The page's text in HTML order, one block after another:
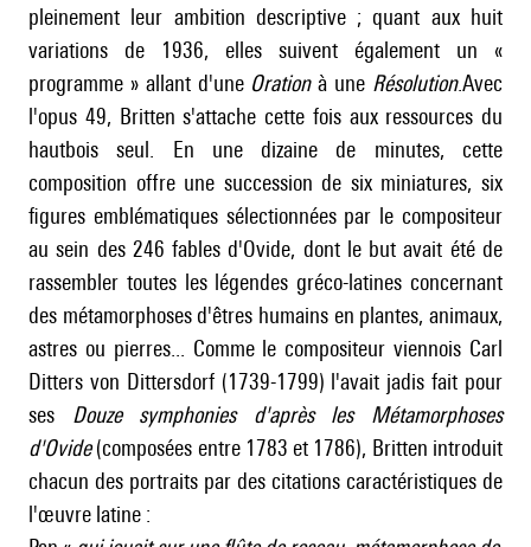
pleinement leur ambition descriptive ; quant aux huit
variations de 1936, elles suivent également un «
programme » allant d'une Orationà une Résolution.Avec
l'opus 49, Britten s'attache cette fois aux ressources du
hautbois seul. En une dizaine de minutes, cette
composition offre une succession de six miniatures, six
figures emblématiques sélectionnées par le compositeur
au sein des 246 fables d'Ovide, dont le but avait été de
rassembler toutes les légendes gréco-latines concernant
des métamorphoses d'êtres humains en plantes, animaux,
astres ou pierres... Comme le compositeur viennois Carl
Ditters von Dittersdorf (1739-1799) l'avait jadis fait pour
ses Douze symphonies d'après les Métamorphoses
d'Ovide(composées entre 1783 et 1786), Britten introduit
chacun des portraits par des citations caractéristiques de
l'œuvre latine :